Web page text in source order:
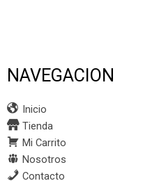
NAVEGACION
Inicio
Tienda
Mi Carrito
Nosotros
Contacto